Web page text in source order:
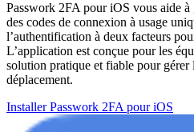
Passwork 2FA pour iOS vous aide à
des codes de connexion à usage
l’authentification à deux facteurs
L’application est conçue pour les
solution pratique et fiable pour gérer
déplacement.
Installer Passwork 2FA pour iOS